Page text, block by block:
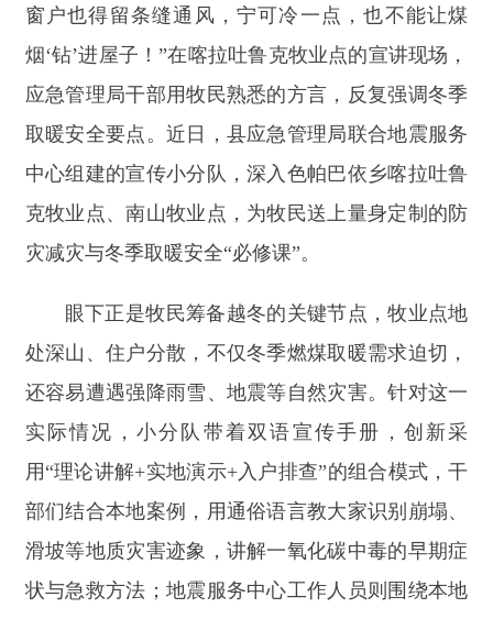
灾减灾与冬季取暖安全“ 必修课 ” 。
眼下正是牧民筹备越冬的关键节点，牧业点地
实际情况，小分队带着双语宣传手册，创新采
用“理论讲解+实地演示+入户排查”的组合模式，干
状与急救方法；地震服务中心工作人员则围绕本地
地质特征，手把手示范地震来临时的避险动作，指
导大家快速找到安全庇护所。宣讲结束后，小分队
还顶着寒风走进牧民的彩钢抗震房，弯腰检查煤炉
密封性、伸手查看烟道通畅度，遇到烟囱松动、炉
具老化等隐患，当场手把手教牧民整改，把安全隐
患彻底堵在越冬之前。